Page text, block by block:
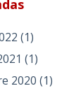
(1)
(1)
2020 (1)